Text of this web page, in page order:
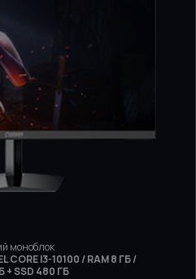
моноблок
CORE I3-10100 / RAM 8 ГБ /
+ SSD 480 ГБ